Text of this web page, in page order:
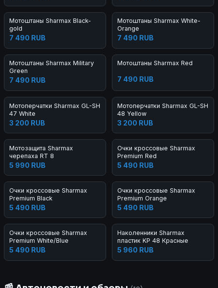
Мотоштаны Sharmax Black-
gold
7 490 RUB
Мотоштаны Sharmax White-
Orange
7 490 RUB
Мотоштаны Sharmax Military
Green
7 490 RUB
Мотоштаны Sharmax Red
7 490 RUB
Мотоперчатки Sharmax GL-SH
47 White
3 200 RUB
Мотоперчатки Sharmax GL-SH
48 Yellow
3 200 RUB
Мотозащита Sharmax
черепаха RT 8
5 990 RUB
Очки кроссовые Sharmax
Premium Red
5 490 RUB
Очки кроссовые Sharmax
Premium Black
5 490 RUB
Очки кроссовые Sharmax
Premium Orange
5 490 RUB
Очки кроссовые Sharmax
Premium White/Blue
5 490 RUB
Наколенники Sharmax
пластик KP 48 Красные
5 960 RUB